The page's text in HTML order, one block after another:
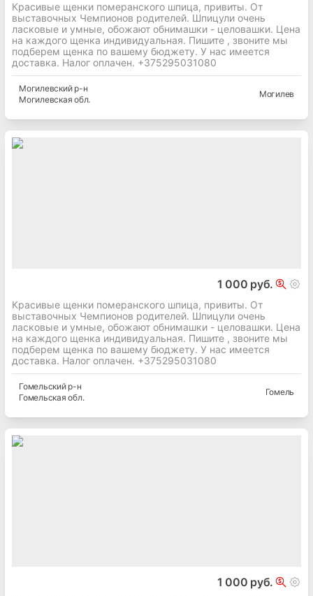
Красивые щенки померанского шпица, привиты. От
выставочных Чемпионов родителей. Шпицули очень
ласковые и умные, обожают обнимашки - целовашки. Цена
на каждого щенка индивидуальная. Пишите , звоните мы
подберем щенка по вашему бюджету. У нас имеется
доставка. Налог оплачен. +375295031080
Могилевскийр-н
Могилевская обл.
Могилев
1 000 руб.
Красивые щенки померанского шпица, привиты. От
выставочных Чемпионов родителей. Шпицули очень
ласковые и умные, обожают обнимашки - целовашки. Цена
на каждого щенка индивидуальная. Пишите , звоните мы
подберем щенка по вашему бюджету. У нас имеется
доставка. Налог оплачен. +375295031080
Гомельскийр-н
Гомельская обл.
Гомель
1 000 руб.